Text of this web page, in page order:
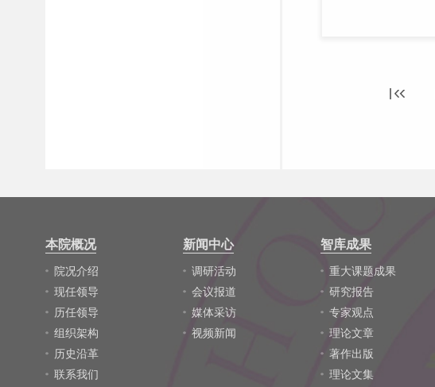
本院概况
院况介绍
现任领导
历任领导
组织架构
历史沿革
联系我们
新闻中心
调研活动
会议报道
媒体采访
视频新闻
智库成果
重大课题成果
研究报告
专家观点
理论文章
著作出版
理论文集